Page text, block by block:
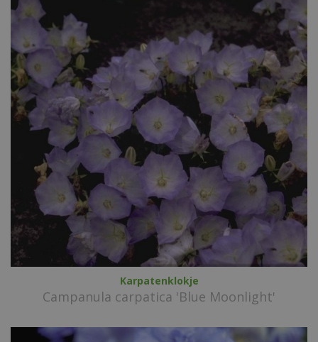
Karpatenklokje
Campanula carpatica 'Blue Moonlight'